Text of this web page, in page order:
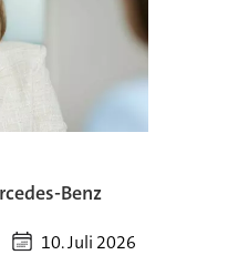
Benz
10. Juli 2026